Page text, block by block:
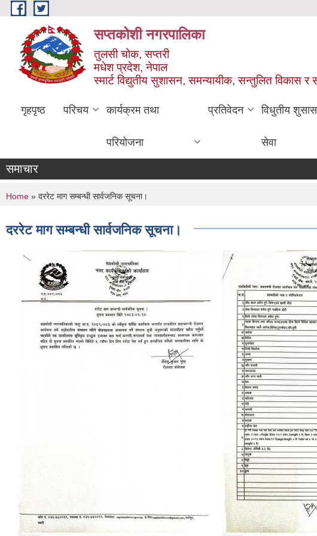
Skip to main content
सप्तकोशी नगरपालिका
तुलसी चोक, सप्तरी
मधेश प्रदेश, नेपाल
स्मार्ट विद्युतीय सुशासन, समन्यायीक, सन्तुलित विकास र
गृहपृष्ठ परिचय कार्यक्रम तथा
परियोजना
प्रतिवेदन विधुतीय
सेवा
समाचार
You are here
Home » दररेट माग सम्बन्धी सार्वजनिक सूचना।
दररेट माग सम्बन्धी सार्वजनिक सूचना।